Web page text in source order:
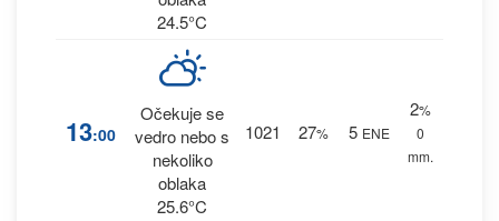
24.5°C
13:00
Očekuje se
vedro nebo s
nekoliko
oblaka
25.6°C
1021 27% 5 ENE
2%
0
mm.